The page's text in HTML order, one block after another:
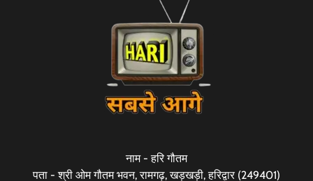
नाम - हरि गौतम
पता - श्री ओम गौतम भवन, रामगढ़, खड़खड़ी, हरिद्वार (249401)